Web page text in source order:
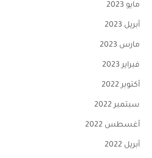
مايو 2023
أبريل 2023
مارس 2023
فبراير 2023
أكتوبر 2022
سبتمبر 2022
أغسطس 2022
أبريل 2022